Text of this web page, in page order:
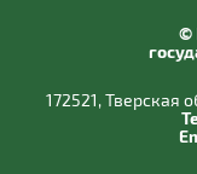
©
172521, Тверская